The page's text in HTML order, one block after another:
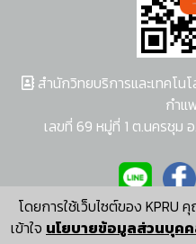
โดยการใช้เว็บไซต์ของ KPRU
เข้าใจ นโยบายข้อมูลส่วนบุคค
สำนักวิทยบริการและเทคโน
กำแ
เลขที่ 69 หมู่ที่ 1 ต.นครชุม
ผู้พัฒนาระบ